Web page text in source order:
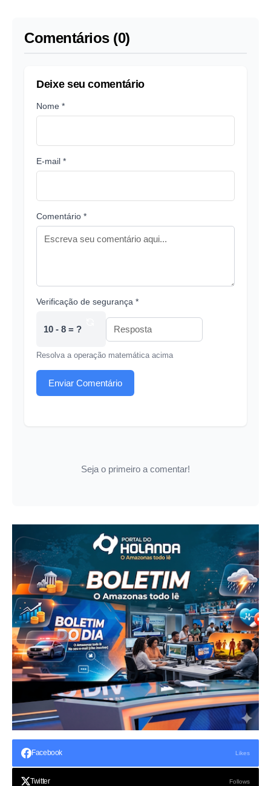
Comentários (0)
Deixe seu comentário
Nome *
E-mail *
Comentário *
Verificação de segurança *
10 - 8 = ?
Resolva a operação matemática acima
Enviar Comentário
Seja o primeiro a comentar!
Facebook Likes
Twitter Follows